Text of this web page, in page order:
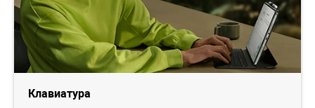
Клавиатура